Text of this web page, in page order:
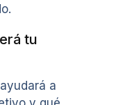
tu
a